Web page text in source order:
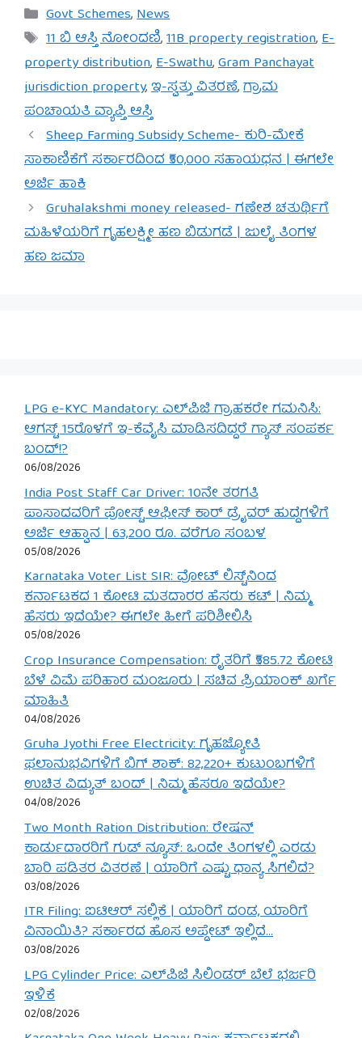
Categories
Govt Schemes,News
Tags
11 ಬಿ ಆಸ್ತಿ ನೋಂದಣಿ,11B property registration,E-
property distribution,E-Swathu,Gram Panchayat
jurisdiction property,ಇ-ಸ್ವತ್ತು ವಿತರಣೆ,ಗ್ರಾಮ
ಪಂಚಾಯತಿ ವ್ಯಾಪ್ತಿ ಆಸ್ತಿ
Sheep Farming Subsidy Scheme- ಕುರಿ-ಮೇಕೆ
ಸಾಕಾಣಿಕೆಗೆ ಸರ್ಕಾರದಿಂದ ₹50,000 ಸಹಾಯಧನ | ಈಗಲೇ
ಅರ್ಜಿ ಹಾಕಿ
Gruhalakshmi money released- ಗಣೇಶ ಚತುರ್ಥಿಗೆ
ಮಹಿಳೆಯರಿಗೆ ಗೃಹಲಕ್ಷ್ಮೀ ಹಣ ಬಿಡುಗಡೆ | ಜುಲೈ ತಿಂಗಳ
ಹಣ ಜಮಾ
LPG e-KYC Mandatory: ಎಲ್‌ಪಿಜಿ ಗ್ರಾಹಕರೇ ಗಮನಿಸಿ:
ಆಗಸ್ಟ್ 15ರೊಳಗೆ ಇ-ಕೆವೈಸಿ ಮಾಡಿಸದಿದ್ದರೆ ಗ್ಯಾಸ್ ಸಂಪರ್ಕ
ಬಂದ್!?
06/08/2026
India Post Staff Car Driver: 10ನೇ ತರಗತಿ
ಪಾಸಾದವರಿಗೆ ಪೋಸ್ಟ್ ಆಫೀಸ್ ಕಾರ್ ಡ್ರೈವರ್ ಹುದ್ದೆಗಳಿಗೆ
ಅರ್ಜಿ ಆಹ್ವಾನ | 63,200 ರೂ. ವರೆಗೂ ಸಂಬಳ
05/08/2026
Karnataka Voter List SIR: ವೋಟ್ ಲಿಸ್ಟ್‌ನಿಂದ
ಕರ್ನಾಟಕದ 1 ಕೋಟಿ ಮತದಾರರ ಹೆಸರು ಕಟ್ | ನಿಮ್ಮ
ಹೆಸರು ಇದೆಯೇ? ಈಗಲೇ ಹೀಗೆ ಪರಿಶೀಲಿಸಿ
05/08/2026
Crop Insurance Compensation: ರೈತರಿಗೆ ₹585.72 ಕೋಟಿ
ಬೆಳೆ ವಿಮೆ ಪರಿಹಾರ ಮಂಜೂರು | ಸಚಿವ ಪ್ರಿಯಾಂಕ್ ಖರ್ಗೆ
ಮಾಹಿತಿ
04/08/2026
Gruha Jyothi Free Electricity: ಗೃಹಜ್ಯೋತಿ
ಫಲಾನುಭವಿಗಳಿಗೆ ಬಿಗ್ ಶಾಕ್: 82,220+ ಕುಟುಂಬಗಳಿಗೆ
ಉಚಿತ ವಿದ್ಯುತ್ ಬಂದ್ | ನಿಮ್ಮ ಹೆಸರೂ ಇದೆಯೇ?
04/08/2026
Two Month Ration Distribution: ರೇಷನ್
ಕಾರ್ಡುದಾರರಿಗೆ ಗುಡ್ ನ್ಯೂಸ್: ಒಂದೇ ತಿಂಗಳಲ್ಲಿ ಎರಡು
ಬಾರಿ ಪಡಿತರ ವಿತರಣೆ | ಯಾರಿಗೆ ಎಷ್ಟು ಧಾನ್ಯ ಸಿಗಲಿದೆ?
03/08/2026
ITR Filing: ಐಟಿಆರ್ ಸಲ್ಲಿಕೆ | ಯಾರಿಗೆ ದಂಡ, ಯಾರಿಗೆ
ವಿನಾಯಿತಿ? ಸರ್ಕಾರದ ಹೊಸ ಅಪ್ಡೇಟ್ ಇಲ್ಲಿದೆ…
03/08/2026
LPG Cylinder Price: ಎಲ್‌ಪಿಜಿ ಸಿಲಿಂಡರ್ ಬೆಲೆ ಭರ್ಜರಿ
ಇಳಿಕೆ
02/08/2026